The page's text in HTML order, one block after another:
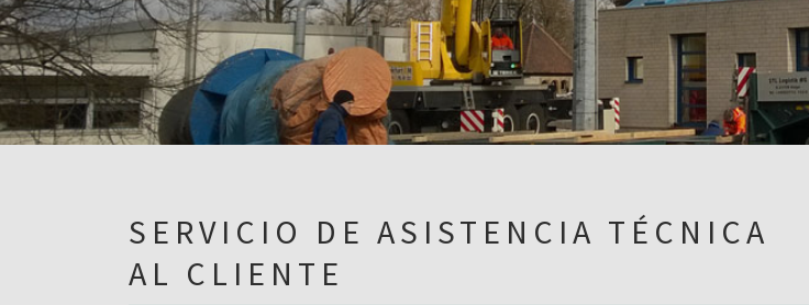
SERVICIO DE ASISTENCIA TÉCNICA
AL CLIENTE